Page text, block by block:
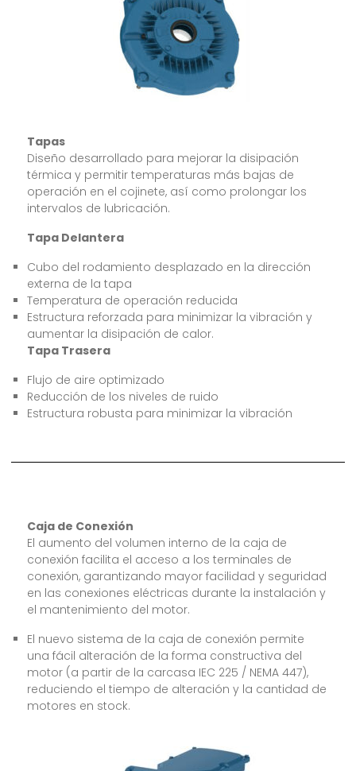
Tapas
Diseño desarrollado para mejorar la disipación
térmica y permitir temperaturas más bajas de
operación en el cojinete, así como prolongar los
intervalos de lubricación.
Tapa Delantera
Cubo del rodamiento desplazado en la dirección
externa de la tapa
Temperatura de operación reducida
Estructura reforzada para minimizar la vibración y
aumentar la disipación de calor.
Tapa Trasera
Flujo de aire optimizado
Reducción de los niveles de ruido
Estructura robusta para minimizar la vibración
Caja de Conexión
El aumento del volumen interno de la caja de
conexión facilita el acceso a los terminales de
conexión, garantizando mayor facilidad y seguridad
en las conexiones eléctricas durante la instalación y
el mantenimiento del motor.
El nuevo sistema de la caja de conexión permite
una fácil alteración de la forma constructiva del
motor (a partir de la carcasa IEC 225 / NEMA 447),
reduciendo el tiempo de alteración y la cantidad de
motores en stock.